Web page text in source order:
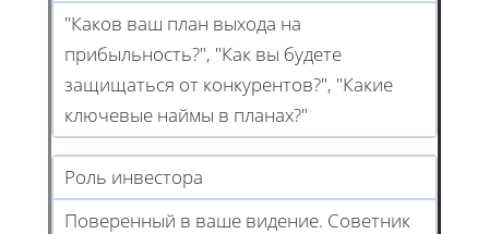
"Каков ваш план выхода на
прибыльность?", "Как вы будете
защищаться от конкурентов?", "Какие
ключевые наймы в планах?"
Роль инвестора
Поверенный в ваше видение. Советник